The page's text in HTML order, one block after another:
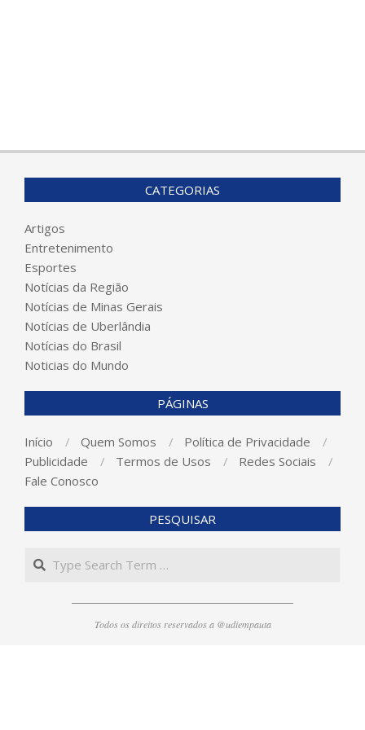
CATEGORIAS
Artigos
Entretenimento
Esportes
Notícias da Região
Notícias de Minas Gerais
Notícias de Uberlândia
Notícias do Brasil
Noticias do Mundo
PÁGINAS
Início Quem Somos
Política de Privacidade
Publicidade
Termos de Usos
Redes Sociais
Fale Conosco
PESQUISAR
Search
Todos os direitos reservados a @udiempauta